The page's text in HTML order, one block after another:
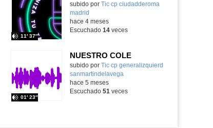
Contenido educativo.
subido por Tic cp ciudadderoma
madrid
11′ 37″
hace 4 meses
Escuchado 14veces
NUESTRO COLE
Contenido educativo.
subido por Tic cp generalizquierd
sanmartindelavega
01′ 23″
hace 5 meses
Escuchado 51 veces